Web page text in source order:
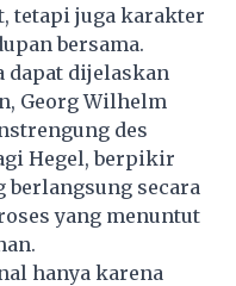
tetapi juga karakter
bersama.
dijelaskan
Georg Wilhelm
des
Hegel, berpikir
secara
yang menuntut
hanya karena